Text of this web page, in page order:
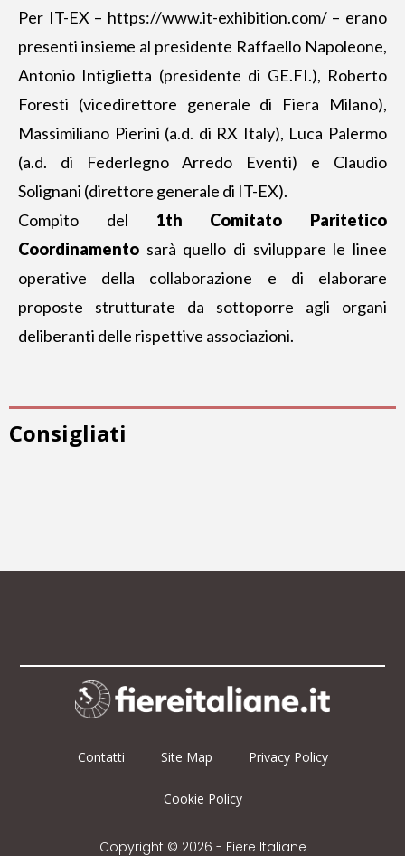
Per IT-EX – https://www.it-exhibition.com/– erano
presenti insieme al presidente Raffaello Napoleone,
Antonio Intiglietta (presidente di GE.FI.), Roberto
Foresti (vicedirettore generale di Fiera Milano),
Massimiliano Pierini (a.d. di RX Italy), Luca Palermo
(a.d. di Federlegno Arredo Eventi) e Claudio
Solignani (direttore generale di IT-EX).
Compito del 1th Comitato Paritetico
Coordinamento sarà quello di sviluppare le linee
operative della collaborazione e di elaborare
proposte strutturate da sottoporre agli organi
deliberanti delle rispettive associazioni.
Consigliati
Contatti Site Map Privacy Policy
Cookie Policy
Copyright © 2026 - Fiere Italiane